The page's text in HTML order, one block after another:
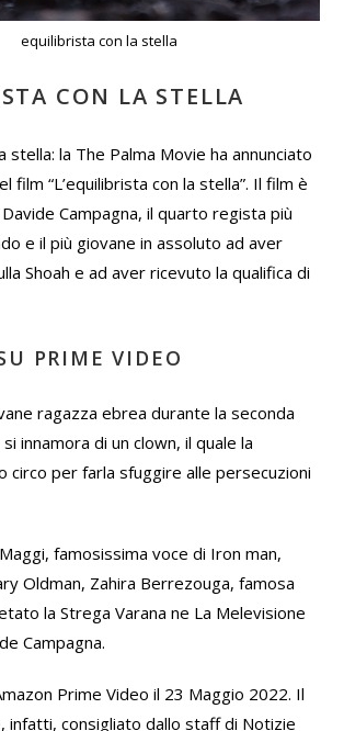
equilibrista con la stella
CON LA STELLA
stella: la The Palma Movie ha annunciato
film “L’equilibrista con la stella”. Il film è
Campagna, il quarto regista più
e il più giovane in assoluto ad aver
Shoah e ad aver ricevuto la qualifica di
PRIME VIDEO
ragazza ebrea durante la seconda
innamora di un clown, il quale la
circo per farla sfuggire alle persecuzioni
famosissima voce di Iron man,
Oldman, Zahira Berrezouga, famosa
la Strega Varana ne La Melevisione
Campagna.
Prime Video il 23 Maggio 2022. Il
infatti, consigliato dallo staff di Notizie